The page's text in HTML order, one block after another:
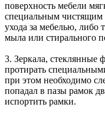
поверхность мебели
специальным чистящим
ухода за мебелью,
мыла или стирального
3. Зеркала, стеклянные
протирать
при этом необходимо
попадал в пазы рамок
испортить рамки.